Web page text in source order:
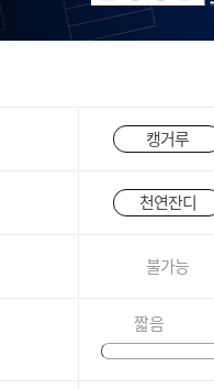
캥거루
천연잔디
불가능
짧음